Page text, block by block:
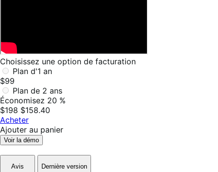
Choisissez une option de facturation
Plan d'1 an
$99
Plan de 2 ans
Économisez 20 %
$198 $158.40
Acheter
Ajouter au panier
Voir la démo
Avis
Dernière version